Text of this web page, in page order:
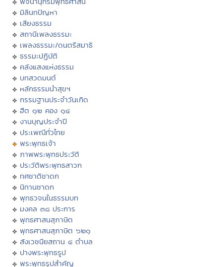
มิลินทปัญหา
เสียงธรรม
สถานีเพลงธรรมะ
เพลงธรรมะ/ดนตรีสมาธิ
ธรรมะปฏิบัติ
คลังแสงแห่งธรรม
บทสวดมนต์
หลักธรรมนำสุขฯ
กรรมฐานประจำวันเกิด
ฮีต ๑๒ คอง ๑๔
งานบุญประจำปี
ประเพณีทั่วไทย
พระพุทธเจ้า
ภาพพระพุทธประวัติ
ประวัติพระพุทธสาวก
ทศชาติชาดก
นิทานชาดก
พุทธวจนในธรรมบท
มงคล ๓๘ ประการ
พุทธศาสนสุภาษิต
พุทธศาสนสุภาษิต ๖๒๑
สังเวชนียสถาน ๔ ตำบล
ปางพระพุทธรูป
พระพุทธรูปสำคัญ